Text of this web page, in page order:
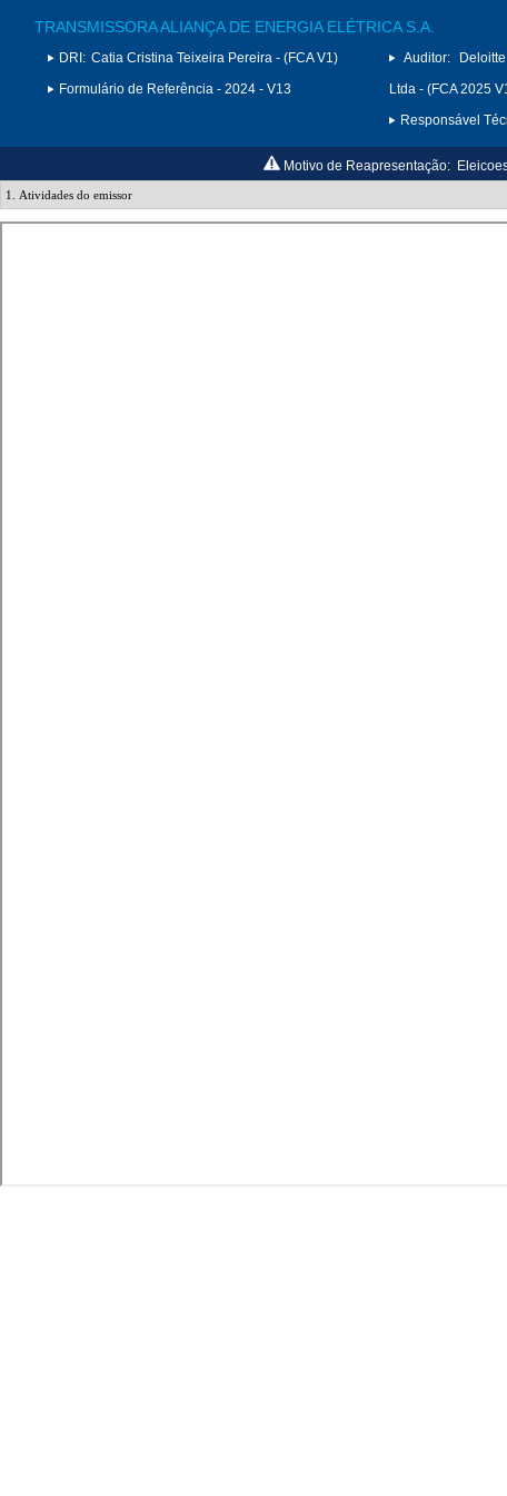
TRANSMISSORA ALIANÇA DE ENERGIA ELÉTRICA S.A.
DRI: Catia Cristina Teixeira Pereira - (FCA V1)
Formulário de Referência - 2024 - V13
Auditor:
Ltda - (FCA 2025
Responsável
Motivo de Reapresentação: